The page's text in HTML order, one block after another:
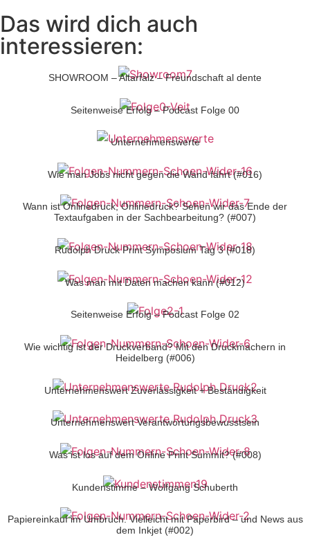
Das wird dich auch
interessieren:
SHOWROOM – Altarfalz – Freundschaft al dente
Seitenweise Erfolg – Podcast Folge 00
Unternehmenswerte
Wie man Jobs nicht gegen die Wand fährt (#016)
Wann ist Onlinedruck, Onlinedruck? Sehen wir das Ende der
Textaufgaben in der Sachbearbeitung? (#007)
Rudolph Druck Print Symposium Tag 3 (#018)
Was man mit Daten machen kann (#012)
Seitenweise Erfolg – Podcast Folge 02
Wie wichtig ist der Druckverband? Mit den Druckmachern in
Heidelberg (#006)
Unternehmenswert Zuverlässigkeit + Beständigkeit
Unternehmenswert Verantwortungsbewusstsein
Was ist los auf dem Online Print Summit? (#008)
Kundenstimme – Wolfgang Schuberth
Papiereinkauf im Umbruch. Vielleicht mit Paperbird – und News aus
dem Inkjet (#002)